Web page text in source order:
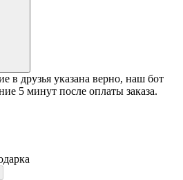
в друзья указана верно, наш бот
5 минут после оплаты заказа.